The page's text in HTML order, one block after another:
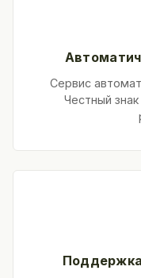
Сервис
Честный